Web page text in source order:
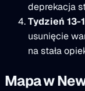
deprekacja
Tydzień 13-
usunięcie
na stała
Mapa w